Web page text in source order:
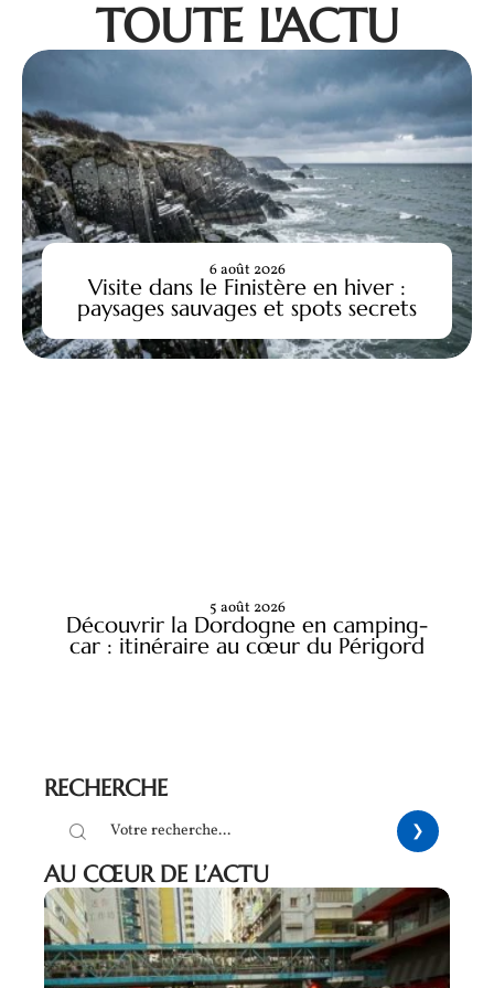
TOUTE L'ACTU
Visite dans le Finistère en hiver :
paysages sauvages et spots secrets
6 août 2026
Découvrir la Dordogne en camping-
car : itinéraire au cœur du Périgord
5 août 2026
RECHERCHE
AU CŒUR DE L’ACTU